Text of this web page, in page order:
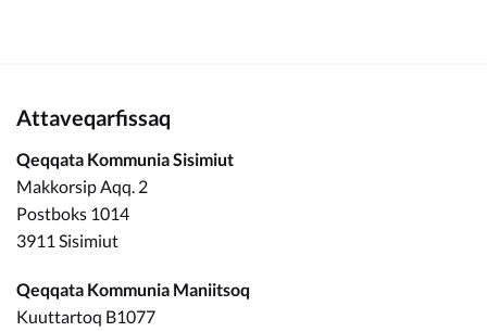
Attaveqarfissaq
Qeqqata Kommunia Sisimiut
Makkorsip Aqq. 2
Postboks 1014
3911 Sisimiut
Qeqqata Kommunia Maniitsoq
Kuuttartoq B1077